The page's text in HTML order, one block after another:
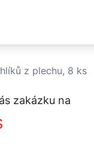
z plechu, 8 ks
zakázku na